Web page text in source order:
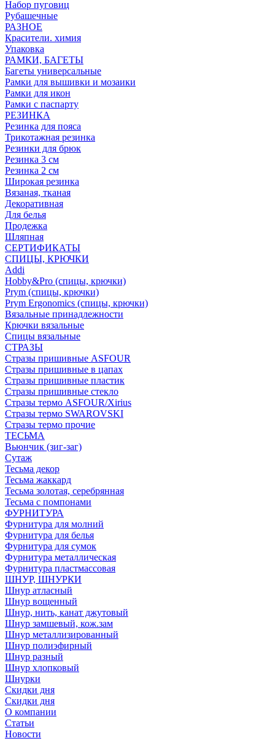
Набор пуговиц
Рубашечные
РАЗНОЕ
Красители. химия
Упаковка
РАМКИ, БАГЕТЫ
Багеты универсальные
Рамки для вышивки и мозаики
Рамки для икон
Рамки с паспарту
РЕЗИНКА
Резинка для пояса
Трикотажная резинка
Резинки для брюк
Резинка 3 см
Резинка 2 см
Широкая резинка
Вязаная, тканая
Декоративная
Для белья
Продежка
Шляпная
СЕРТИФИКАТЫ
СПИЦЫ, КРЮЧКИ
Addi
Hobby&Pro (спицы, крючки)
Prym (спицы, крючки)
Prym Ergonomics (спицы, крючки)
Вязальные принадлежности
Крючки вязальные
Спицы вязальные
СТРАЗЫ
Стразы пришивные ASFOUR
Стразы пришивные в цапах
Стразы пришивные пластик
Стразы пришивные стекло
Стразы термо ASFOUR/Xirius
Стразы термо SWAROVSKI
Стразы термо прочие
ТЕСЬМА
Вьюнчик (зиг-заг)
Сутаж
Тесьма декор
Тесьма жаккард
Тесьма золотая, серебрянная
Тесьма с помпонами
ФУРНИТУРА
Фурнитура для молний
Фурнитура для белья
Фурнитура для сумок
Фурнитура металлическая
Фурнитура пластмассовая
ШНУР, ШНУРКИ
Шнур атласный
Шнур вощенный
Шнур, нить, канат джутовый
Шнур замшевый, кож.зам
Шнур металлизированный
Шнур полиэфирный
Шнур разный
Шнур хлопковый
Шнурки
Скидки дня
Скидки дня
О компании
Статьи
Новости